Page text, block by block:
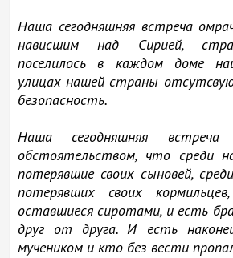
Наша сегодняшняя встреча
нависшим над Сирией,
поселилось в каждом доме
улицах нашей страны
безопасность.
Наша сегодняшняя
обстоятельством, что среди
потерявшие своих сыновей,
потерявших своих
оставшиеся сиротами, и есть
друг от друга. И есть
мучеником и кто без вести